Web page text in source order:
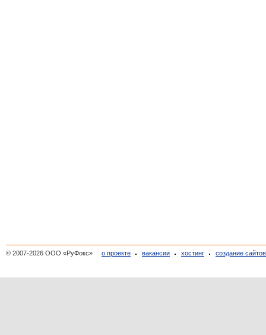
© 2007-2026 ООО «РуФокс» о проекте вакансии хостинг создание сайтов